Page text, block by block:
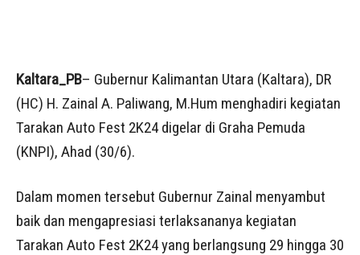
Kaltara_PB– Gubernur Kalimantan Utara (Kaltara), DR
(HC) H. Zainal A. Paliwang, M.Hum menghadiri kegiatan
Tarakan Auto Fest 2K24 digelar di Graha Pemuda
(KNPI), Ahad (30/6).
Dalam momen tersebut Gubernur Zainal menyambut
baik dan mengapresiasi terlaksananya kegiatan
Tarakan Auto Fest 2K24 yang berlangsung 29 hingga 30